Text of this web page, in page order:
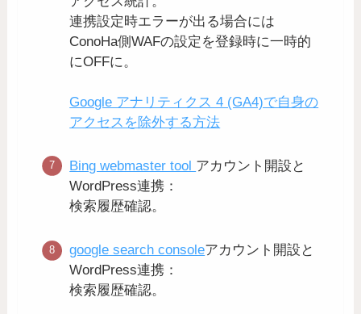
連携設定時エラーが出る場合には
ConoHa側WAFの設定を登録時に一時的
にOFFに。
Google アナリティクス 4 (GA4)で自身の
アクセスを除外する方法
Bing webmaster tool アカウント開設と
WordPress連携：
検索履歴確認。
google search consoleアカウント開設と
WordPress連携：
検索履歴確認。